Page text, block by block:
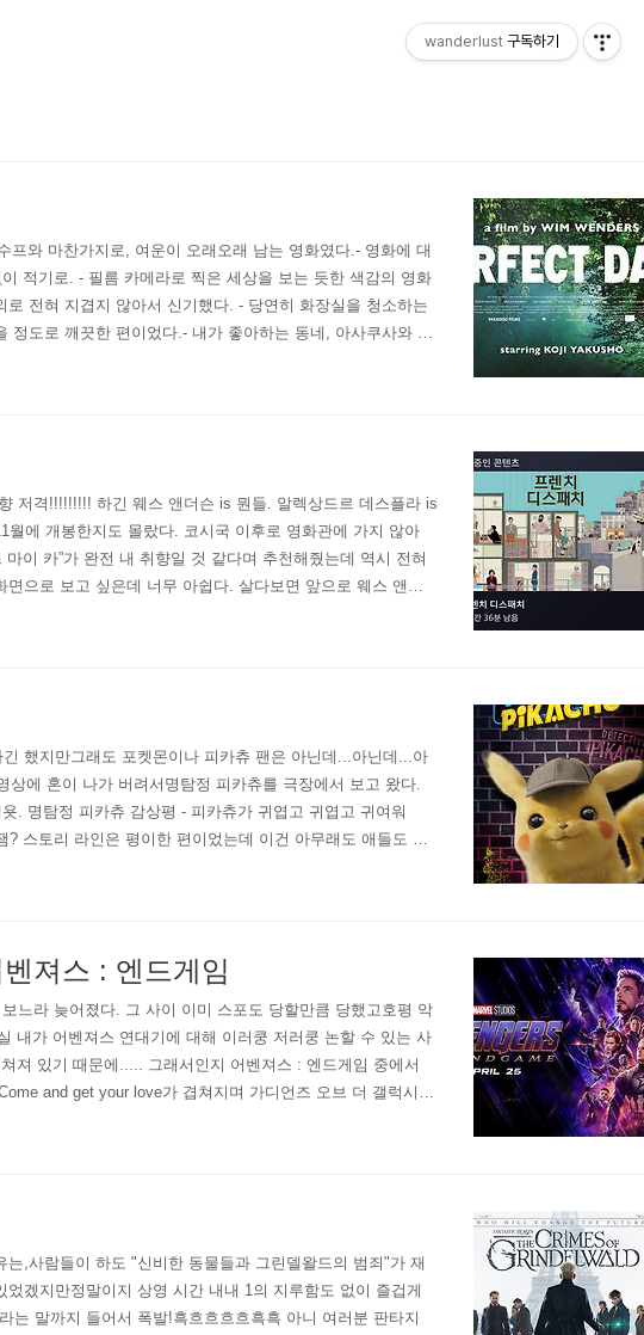
와 마찬가지로, 여운이 오래오래 남는 영화였다.- 영화에 대
적기로. - 필름 카메라로 찍은 세상을 보는 듯한 색감의 영화
전혀 지겹지 않아서 신기했다. - 당연히 화장실을 청소하는
도로 깨끗한 편이었다.- 내가 좋아하는 동네, 아사쿠사와 스
직히 말해서, 제목 그대로 주인공이 완벽한 하루를 보내고
저격!!!!!!!!! 하긴 웨스 앤더슨 is 뭔들. 알렉상드르 데스플라 is
에 개봉한지도 몰랐다. 코시국 이후로 영화관에 가지 않아
이 카”가 완전 내 취향일 것 같다며 추천해줬는데 역시 전혀
으로 보고 싶은데 너무 아쉽다. 살다보면 앞으로 웨스 앤더
중요한 사람이 있고, 설혹 내용이 조금 별로라도 화면이 멋
했지만그래도 포켓몬이나 피카츄 팬은 아닌데...아닌데...아
에 혼이 나가 버려서명탐정 피카츄를 극장에서 보고 왔다.
. 명탐정 피카츄 감상평 - 피카츄가 귀엽고 귀엽고 귀여워
스토리 라인은 평이한 편이었는데 이건 아무래도 애들도 보
ㅎㅎ)여튼 피카츄가 너무 귀엽기 때문에, 실사판 피카츄를..
져스 : 엔드게임
느라 늦어졌다. 그 사이 이미 스포도 당할만큼 당했고호평 악
내가 어벤져스 연대기에 대해 이러쿵 저러쿵 논할 수 있는 사
져 있기 때문에..... 그래서인지 어벤져스 : 엔드게임 중에서
and get your love가 겹쳐지며 가디언즈 오브 더 갤럭시
영화인데 마치 오래전 고향에 돌아간 듯한 그리움..
,사람들이 하도 "신비한 동물들과 그린델왈드의 범죄"가 재
겠지만정말이지 상영 시간 내내 1의 지루함도 없이 즐겁게
는 말까지 들어서 폭발!흑흐흐흐흐흑흑 아니 여러분 판타지
wanderlust 구독하기